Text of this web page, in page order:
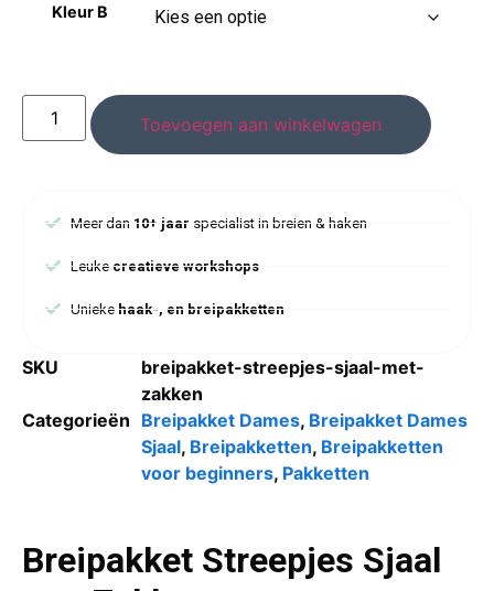
Kleur B
Toevoegen aan winkelwagen
Meer dan 10+ jaar specialist in breien & haken
Leuke creatieve workshops
Uniekehaak-, en breipakketten
SKU
breipakket-streepjes-sjaal-met-
zakken
Categorieën Breipakket Dames, Breipakket Dames
Sjaal, Breipakketten, Breipakketten
voor beginners, Pakketten
Breipakket Streepjes Sjaal